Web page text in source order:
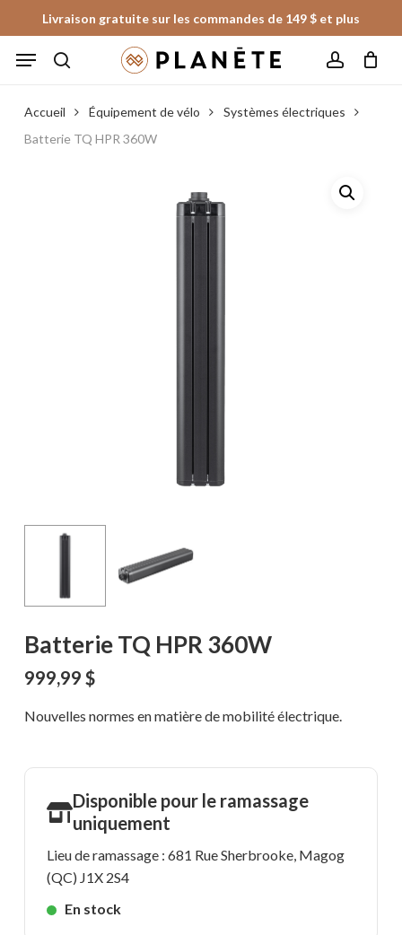
to
main
Livraison gratuite sur les commandes de 149 $ et plus
Menu
Fermer
le
panier
Accueil Équipement de vélo
Systèmes électriques
Batterie TQ HPR 360W
Batterie TQ HPR 360W
999,99 $
Nouvelles normes en matière de mobilité électrique.
Disponible pour le ramassage
uniquement
Lieu de ramassage : 681 Rue Sherbrooke, Magog
(QC) J1X 2S4
En stock